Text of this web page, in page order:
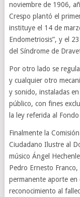
noviembre de 1906,
Crespo plantó el
instituye el 14 de
Endometriosis”, y el
del Síndrome de
Por otro lado se
y cualquier otro
y sonido, instaladas
público, con fines
la ley referida al
Finalmente la
Ciudadano Ilustre al
músico Ángel
Pedro Ernesto
permanente aporte
reconocimiento al